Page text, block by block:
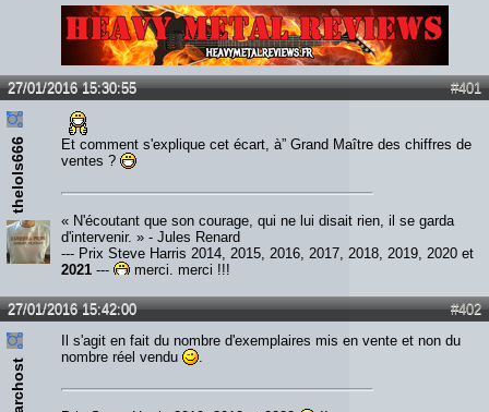
Lien :http://heavymetalreviews.fr/
#401
27/01/2016 15:30:55
thelols666
Et comment s'explique cet écart, à” Grand Maître des chiffres de
ventes ?
« N'écoutant que son courage, qui ne lui disait rien, il se garda
d'intervenir. » - Jules Renard
--- Prix Steve Harris 2014, 2015, 2016, 2017, 2018, 2019, 2020 et
2021 --- merci, merci !!!
#402
27/01/2016 15:42:00
Narchost
Il s'agit en fait du nombre d'exemplaires mis en vente et non du
nombre réel vendu